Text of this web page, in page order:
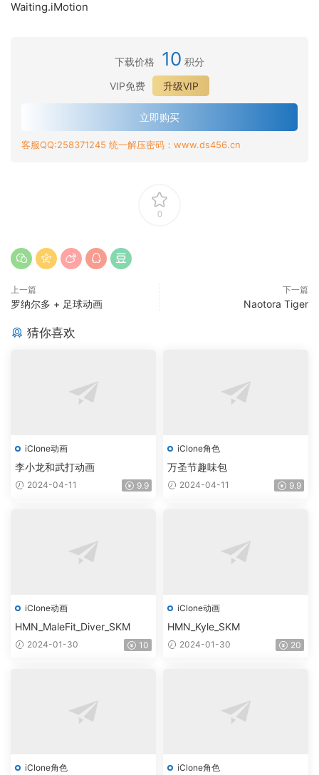
Waiting.iMotion
下载价格 10 积分
VIP免费
升级VIP
立即购买
客服QQ:258371245 统一解压密码：www.ds456.cn
0
上一篇
罗纳尔多 + 足球动画
下一篇
Naotora Tiger
猜你喜欢
iClone动画
李小龙和武打动画
2024-04-11 9.9
iClone角色
万圣节趣味包
2024-04-11 9.9
iClone动画
HMN_MaleFit_Diver_SKM
2024-01-30 10
iClone动画
HMN_Kyle_SKM
2024-01-30 20
iClone角色 iClone角色